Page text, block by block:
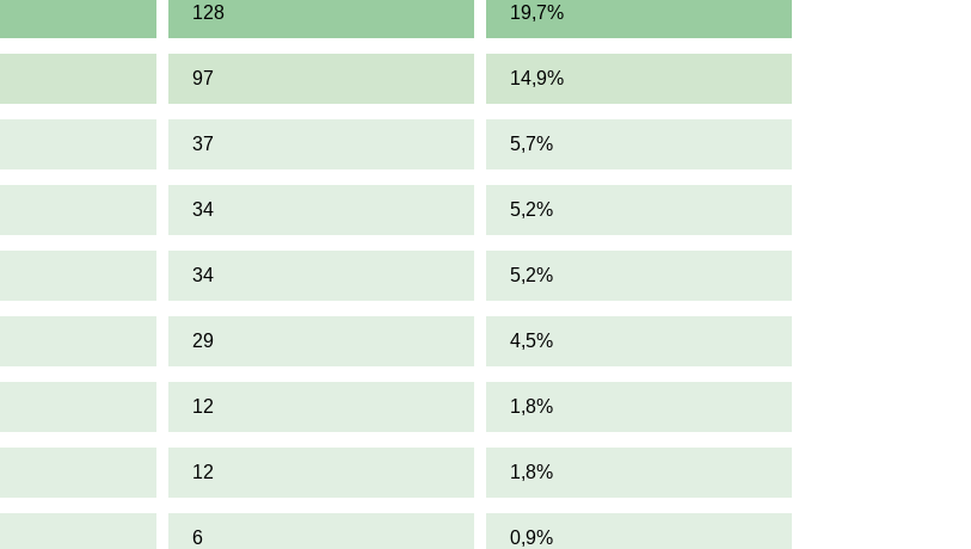
128 19,7%
97 14,9%
37 5,7%
34 5,2%
34 5,2%
29 4,5%
12 1,8%
12 1,8%
6 0,9%